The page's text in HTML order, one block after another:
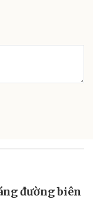
đường biên